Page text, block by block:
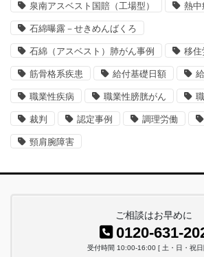
泉南アスベスト国賠（工場型） 熱中
石綿曝露－せきめんばくろ
石綿（アスベスト）肺がん事例 移住
筋骨格系疾患 給付基礎日額
職業性疾病 職業性膀胱がん
裁判 認定事例 調理労働
頸肩腕障害
ご相談はお早めに
0120-631-
受付時間 10:00-16:00 [ 土・日・祝日